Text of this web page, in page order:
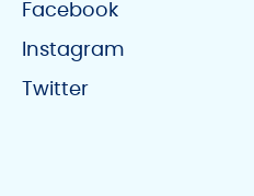
Facebook
Instagram
Twitter